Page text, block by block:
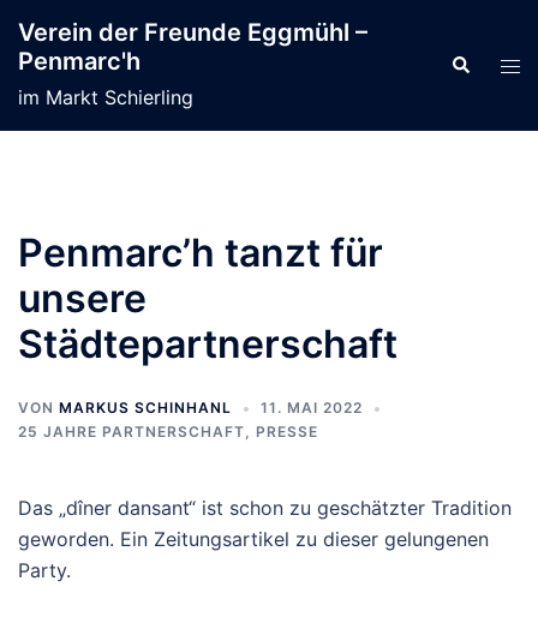
Inhalt
springen
Verein der Freunde Eggmühl –
Penmarc'h
im Markt Schierling
Suche
Penmarc’h tanzt für
unsere
Städtepartnerschaft
VON MARKUS SCHINHANL
11. MAI 2022
25 JAHRE PARTNERSCHAFT, PRESSE
Das „dîner dansant“ ist schon zu geschätzter Tradition
geworden. Ein Zeitungsartikel zu dieser gelungenen
Party.